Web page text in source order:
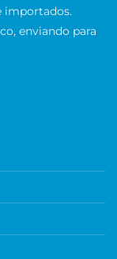
importados.
enviando para